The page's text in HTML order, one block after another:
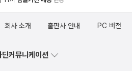
회사 소개 출판사 안내 PC 버전
커뮤니케이션